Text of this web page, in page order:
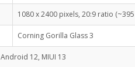
1080 x 2400 pixels, 20:9 ratio
Corning Gorilla Glass 3
Android 12, MIUI 13